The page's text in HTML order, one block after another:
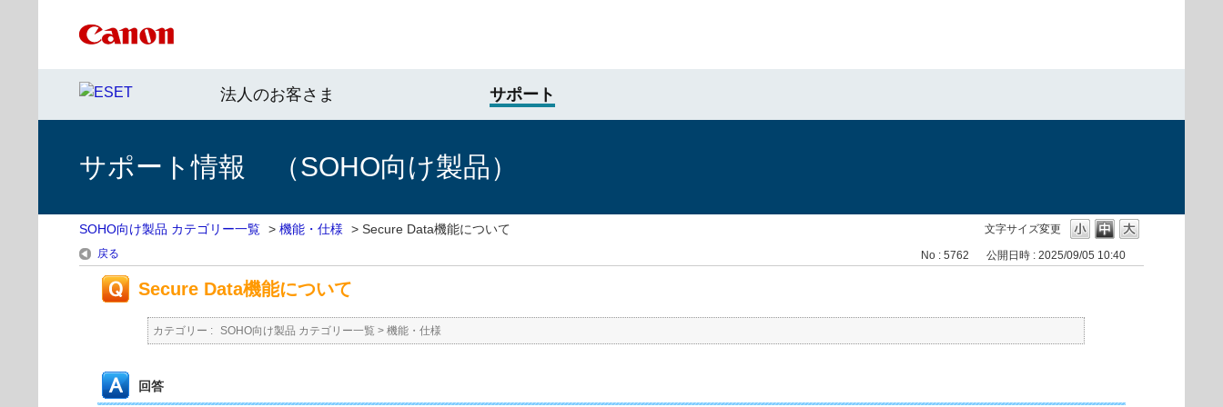
法人のお客さま サポート
サポート情報 （SOHO向け製品）
文字サイズ変更
SOHO向け製品 カテゴリー一覧 > 機能・仕様 > Secure Data機能について
戻る No : 5762 公開日時 : 2025/09/05 10:40
Secure Data機能について
カテゴリー : SOHO向け製品 カテゴリー一覧 > 機能・仕様
回答